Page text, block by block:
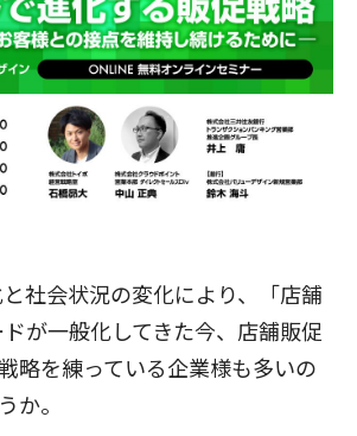
社会状況の変化により、「店舗
が一般化してきた今、店舗販促
略を練っている企業様も多いの
か。